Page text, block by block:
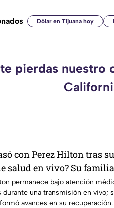
Dólar en Tijuana hoy
te pierdas nuestro
con Perez Hilton tras su
salud en vivo? Su familia
detalles sobre su
| VIDEO
permanece bajo atención
durante una transmisión en vivo;
avances en su recuperación.